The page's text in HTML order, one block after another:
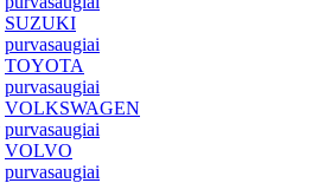
SUZUKI
purvasaugiai
TOYOTA
purvasaugiai
VOLKSWAGEN
purvasaugiai
VOLVO
purvasaugiai